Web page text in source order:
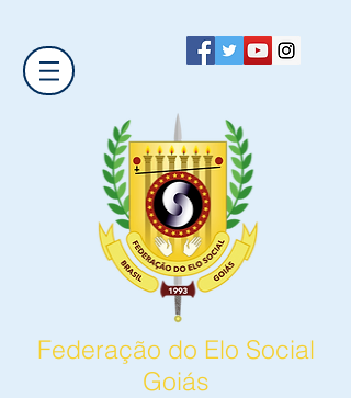
Federação do Elo Social
Goiás